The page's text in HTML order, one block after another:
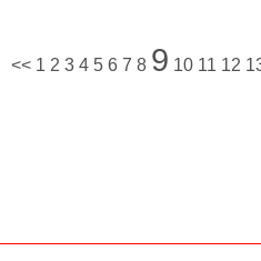
<< 1 2 3 4 5 6 7 8 9 10 11 12